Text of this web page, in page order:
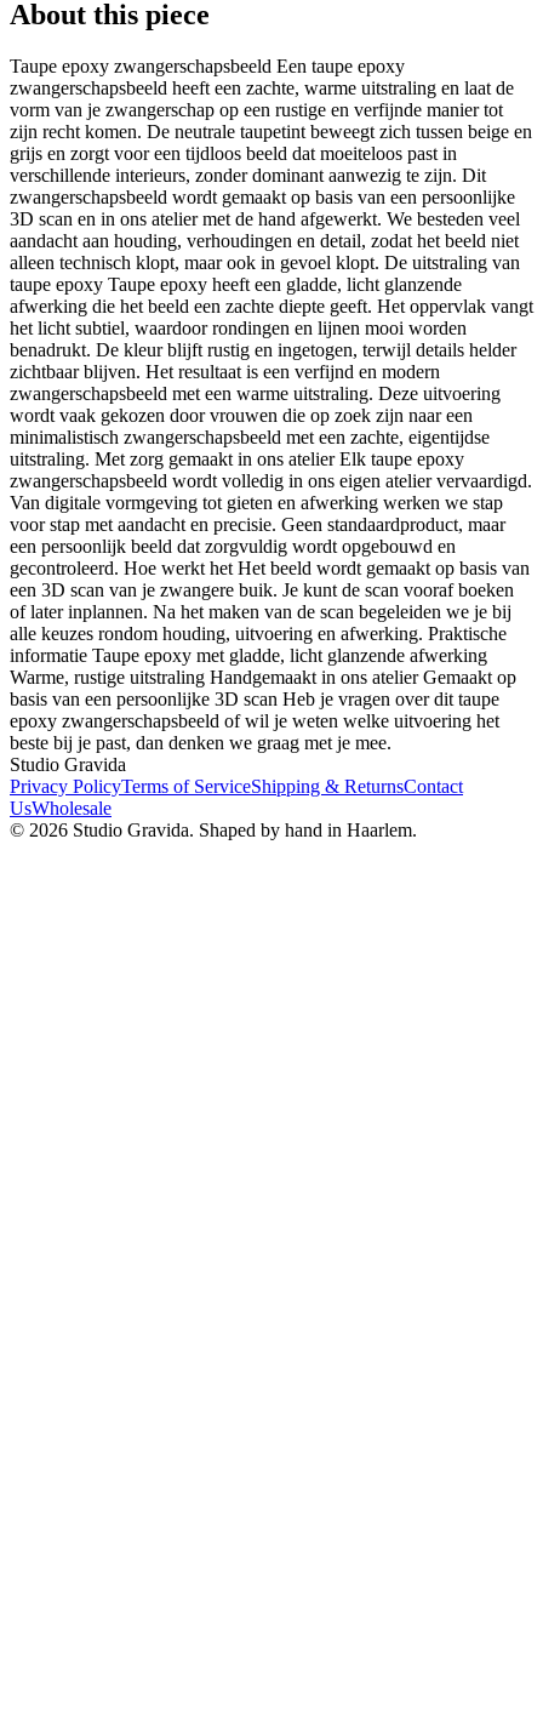
About this piece
Taupe epoxy zwangerschapsbeeld Een taupe epoxy
zwangerschapsbeeld heeft een zachte, warme uitstraling en laat de
vorm van je zwangerschap op een rustige en verfijnde manier tot
zijn recht komen. De neutrale taupetint beweegt zich tussen beige en
grijs en zorgt voor een tijdloos beeld dat moeiteloos past in
verschillende interieurs, zonder dominant aanwezig te zijn. Dit
zwangerschapsbeeld wordt gemaakt op basis van een persoonlijke
3D scan en in ons atelier met de hand afgewerkt. We besteden veel
aandacht aan houding, verhoudingen en detail, zodat het beeld niet
alleen technisch klopt, maar ook in gevoel klopt. De uitstraling van
taupe epoxy Taupe epoxy heeft een gladde, licht glanzende
afwerking die het beeld een zachte diepte geeft. Het oppervlak vangt
het licht subtiel, waardoor rondingen en lijnen mooi worden
benadrukt. De kleur blijft rustig en ingetogen, terwijl details helder
zichtbaar blijven. Het resultaat is een verfijnd en modern
zwangerschapsbeeld met een warme uitstraling. Deze uitvoering
wordt vaak gekozen door vrouwen die op zoek zijn naar een
minimalistisch zwangerschapsbeeld met een zachte, eigentijdse
uitstraling. Met zorg gemaakt in ons atelier Elk taupe epoxy
zwangerschapsbeeld wordt volledig in ons eigen atelier vervaardigd.
Van digitale vormgeving tot gieten en afwerking werken we stap
voor stap met aandacht en precisie. Geen standaardproduct, maar
een persoonlijk beeld dat zorgvuldig wordt opgebouwd en
gecontroleerd. Hoe werkt het Het beeld wordt gemaakt op basis van
een 3D scan van je zwangere buik. Je kunt de scan vooraf boeken
of later inplannen. Na het maken van de scan begeleiden we je bij
alle keuzes rondom houding, uitvoering en afwerking. Praktische
informatie Taupe epoxy met gladde, licht glanzende afwerking
Warme, rustige uitstraling Handgemaakt in ons atelier Gemaakt op
basis van een persoonlijke 3D scan Heb je vragen over dit taupe
epoxy zwangerschapsbeeld of wil je weten welke uitvoering het
beste bij je past, dan denken we graag met je mee.
Studio Gravida
Privacy PolicyTerms of ServiceShipping & ReturnsContact
UsWholesale
© 2026 Studio Gravida. Shaped by hand in Haarlem.